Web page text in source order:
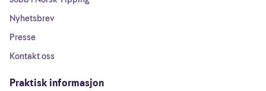
Nyhetsbrev
Presse
Kontakt oss
Praktisk informasjon